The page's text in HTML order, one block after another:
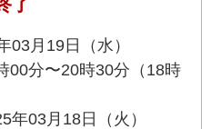
03月19日（水）
00分〜20時30分（18時
年03月18日（火）